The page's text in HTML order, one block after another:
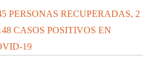
PERSONAS RECUPERADAS, 2
CASOS POSITIVOS EN
19